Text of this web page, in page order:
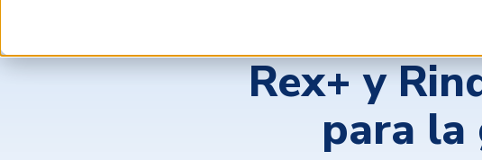
Rex+ y
para la